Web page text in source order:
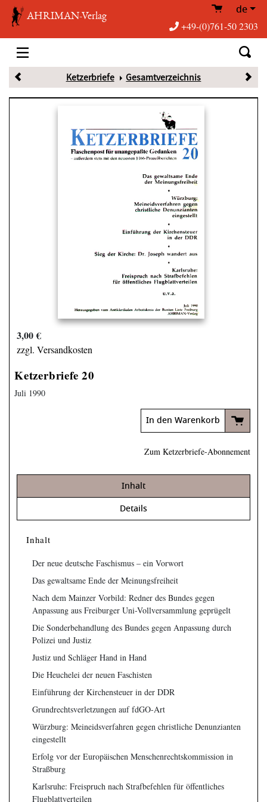
AHRIMAN-Verlag de
+49-(0)761-50 2303
Ketzerbriefe Gesamtverzeichnis
3,00 €
zzgl. Versandkosten
Ketzerbriefe 20
Juli 1990
In den Warenkorb
Zum Ketzerbriefe-Abonnement
Inhalt
Details
Inhalt
Der neue deutsche Faschismus – ein Vorwort
Das gewaltsame Ende der Meinungsfreiheit
Nach dem Mainzer Vorbild: Redner des Bundes gegen
Anpassung aus Freiburger Uni-Vollversammlung geprügelt
Die Sonderbehandlung des Bundes gegen Anpassung durch
Polizei und Justiz
Justiz und Schläger Hand in Hand
Die Heuchelei der neuen Faschisten
Einführung der Kirchensteuer in der DDR
Grundrechtsverletzungen auf fdGO-Art
Würzburg: Meineidsverfahren gegen christliche Denunzianten
eingestellt
Erfolg vor der Europäischen Menschenrechtskommission in
Straßburg
Karlsruhe: Freispruch nach Strafbefehlen für öffentliches
Flugblattverteilen